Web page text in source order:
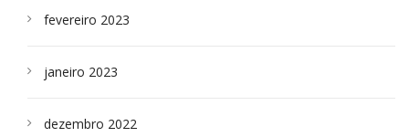
fevereiro 2023
janeiro 2023
dezembro 2022